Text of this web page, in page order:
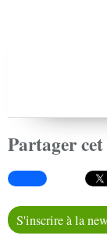
Partager
S'inscrire à la